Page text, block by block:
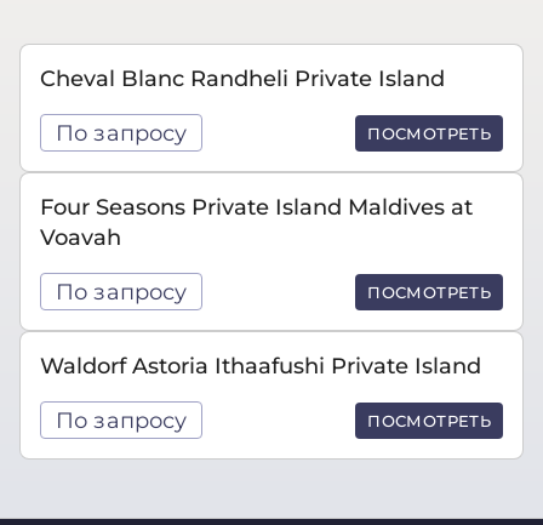
Cheval Blanc Randheli Private Island
По запросу ПОСМОТРЕТЬ
Four Seasons Private Island Maldives at
Voavah
По запросу ПОСМОТРЕТЬ
Waldorf Astoria Ithaafushi Private Island
По запросу ПОСМОТРЕТЬ